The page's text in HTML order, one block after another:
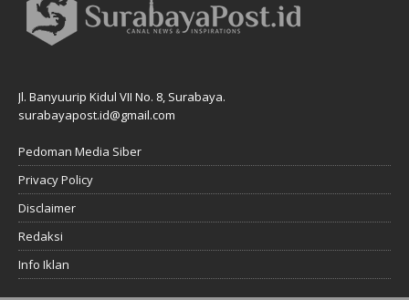
Jl. Banyuurip Kidul VII No. 8, Surabaya.
surabayapost.id@gmail.com
Pedoman Media Siber
Privacy Policy
Disclaimer
Redaksi
Info Iklan